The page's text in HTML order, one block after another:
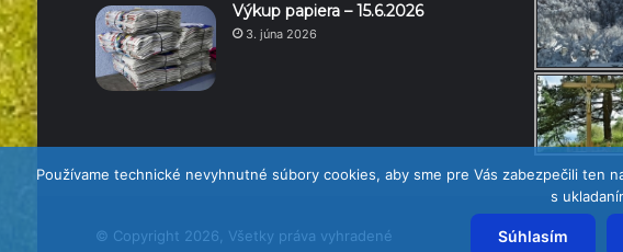
Výkup papiera – 15.6.2026
3. júna 2026
© Copyright 2026, Všetky práva vyhradené
Používame technické nevyhnutné súbory cookies, aby sme pre Vás zabezpečili
s
Súhlasím